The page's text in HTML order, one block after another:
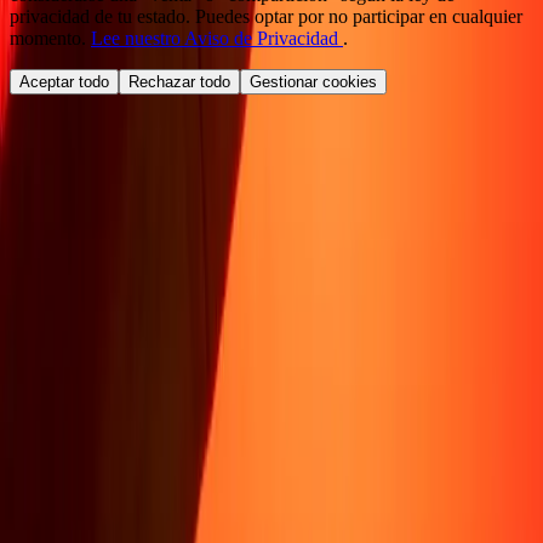
privacidad de tu estado. Puedes optar por no participar en cualquier
momento. Lee nuestro Aviso de Privacidad .
Aceptar todo Rechazar todo Gestionar cookies